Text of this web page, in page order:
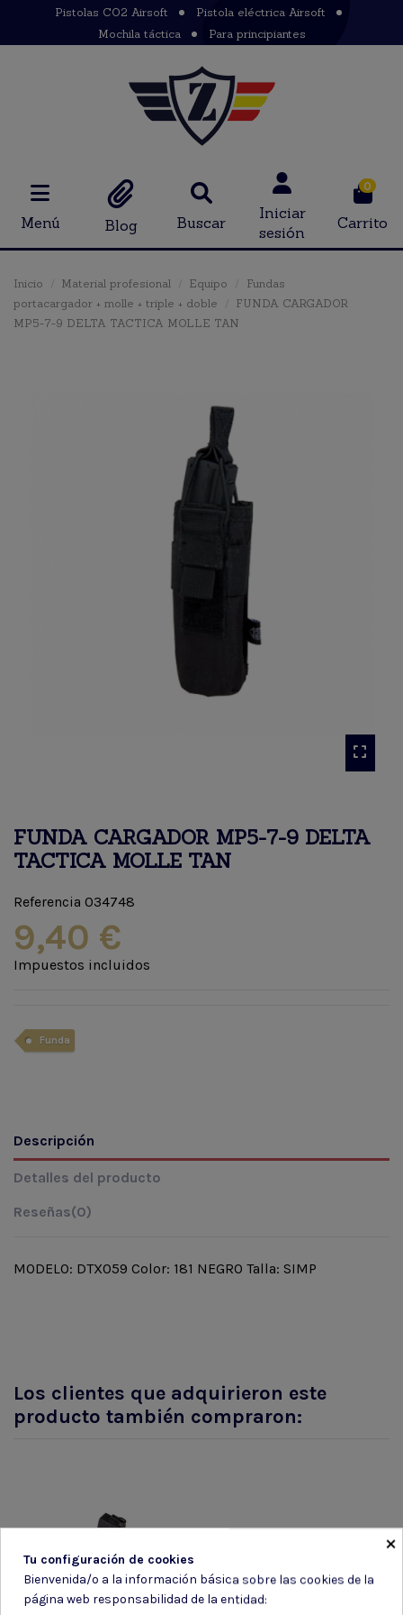
Pistolas CO2 Airsoft
Pistola eléctrica Airsoft
Mochila táctica
Para principiantes
Menú Blog Buscar
Iniciar
sesión
0
Carrito
Inicio Material profesional Equipo
Fundas
portacargador + molle + triple + doble
FUNDA CARGADOR
MP5-7-9 DELTA TACTICA MOLLE TAN
FUNDA CARGADOR MP5-7-9 DELTA
TACTICA MOLLE TAN
Referencia 034748
9,40 €
Impuestos incluidos
Funda
Descripción
Detalles del producto
Reseñas(0)
MODELO: DTX059 Color: 181 NEGRO Talla: SIMP
Los clientes que adquirieron este
producto también compraron:
×
Tu configuración de cookies
Bienvenida/o a la información básica sobre las cookies de la
página web responsabilidad de la entidad: